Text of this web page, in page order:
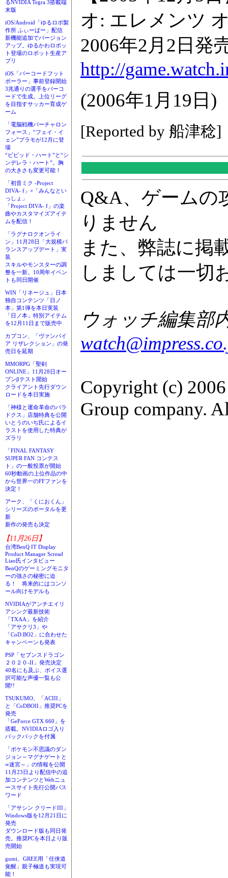
るNVIDIA Tegra 3搭載端
末版
iOS/Android「ゆるロボ製
作所 ふぃーばー」配信
新機能追加でバージョン
アップ。ゆるかわロボッ
ト登場のロボット生産ア
プリ
iOS「バーコードフット
ボーラー」事前登録開始
3兆通りの選手をバーコ
ードで生成。上位リーグ
を目指すサッカー育成ゲ
ーム
「電脳戦機バーチャロン
フォース」“フェイ・イ
ェン”プラモが12月に登
場
“ビビッド・ハート”と“シ
ンデレラ・ハート”。胸
の大きさも変更可能！
「初音ミク -Project
DIVA- f」×「みんなとい
っしょ」
「Project DIVA- f」の楽
曲やカスタマイズアイテ
ムを配信！
「ラグナロクオンライ
ン」11月28日「大規模バ
ランスアップデート」実
装
スキルやモンスターの調
整を一新。10周年イベン
トも同日開催
WIN「リネージュ」日本
独自コンテンツ「日ノ
本」第1弾を本日実装
「日ノ本」特別アイテム
を12月11日まで販売中
カプコン、「ヴァンパイ
ア リザレクション」の発
売日を延期
MMORPG「聖剣
ONLINE」11月28日オー
プンβテスト開始
クライアント先行ダウン
ロードを本日実施
「神様と運命革命のパラ
ドクス」店舗特典を公開
いとうのいぢ氏によるイ
ラストを使用した特典が
ズラリ
「FINAL FANTASY
SUPER FAN コンテス
ト」の一般投票が開始
60秒動画の上位作品の中
から世界一のFFファンを
決定！
アーク、「くにおくん」
シリーズのポータルを更
新
新作の発売も決定
【11月26日】
台湾BenQ IT Display
Product Manager Scread
Liao氏インタビュー
BenQのゲーミングモニタ
ーの強さの秘密に迫
る！ 将来的にはコンソ
ール向けモデルも
NVIDIAがアンチエイリ
アシング最新技術
「TXAA」を紹介
「アサクリ3」や
「CoD:BO2」に合わせた
キャンペーンも発表
PSP「セブンスドラゴン
２０２０-II」発売決定
40名にも及ぶ、ボイス選
択可能な声優一覧も公
開!!
TSUKUMO、「ACIII」
と「CoDBOII」推奨PCを
発売
「GeForce GTX 660」を
搭載。NVIDIAロゴ入り
バックパックを付属
「ポケモン不思議のダン
ジョン～マグナゲートと
∞迷宮～」の情報を公開
11月23日より配信中の追
加コンテンツとWebニュ
ースサイト先行公開パス
ワード
「アサシン クリードIII」
Windows版を12月21日に
発売
ダウンロード版も同日発
売。推奨PCを本日より販
売開始
gumi、GREE用「任侠道
覚醒」親子極道も実現可
能！
オ: エレメンツ
2006年2月2日発
http://
(2006年1月19日)
[Reported by 船津稔]
Q&A、ゲームの
りません
また、弊誌に掲
しましては一切
ウォッチ編集部
Copyright (c)
Group company.